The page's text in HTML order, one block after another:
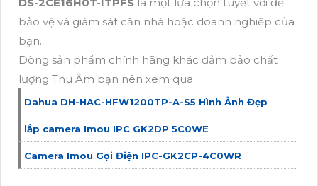
bảo vệ và giám sát căn nhà hoặc doanh nghiệp của
bạn.
Dòng sản phẩm chính hãng khác đảm bảo chất
lượng Thu Âm bạn nên xem qua:
Dahua DH-HAC-HFW1200TP-A-S5 Hình Ảnh Đẹp
lắp camera Imou IPC GK2DP 5C0WE
Camera Imou Gọi Điện IPC-GK2CP-4C0WR